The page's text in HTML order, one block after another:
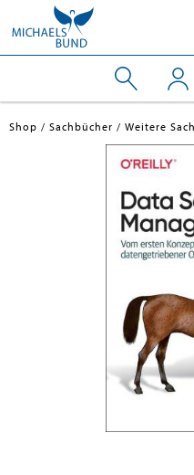
Shop Sachbücher Weitere